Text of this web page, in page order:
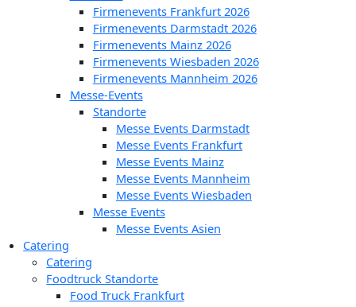
Firmenevents Frankfurt 2026
Firmenevents Darmstadt 2026
Firmenevents Mainz 2026
Firmenevents Wiesbaden 2026
Firmenevents Mannheim 2026
Messe-Events
Standorte
Messe Events Darmstadt
Messe Events Frankfurt
Messe Events Mainz
Messe Events Mannheim
Messe Events Wiesbaden
Messe Events
Messe Events Asien
Catering
Catering
Foodtruck Standorte
Food Truck Frankfurt